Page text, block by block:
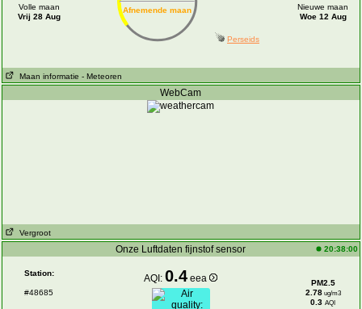
Volle maan
Vrij 28 Aug
Afnemende maan
Nieuwe maan
Woe 12 Aug
Perseids
Maan informatie - Meteoren
WebCam
Vergroot
Onze Luftdaten fijnstof sensor 20:38:00
Station:
#48685
AQI:0.4 eea
PM2.5
2.78ug/m3
0.3 AQI